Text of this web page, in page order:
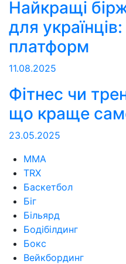
Найкращі
для
платформ
11.08.2025
Фітнес чи
що краще
23.05.2025
MMA
TRX
Баскетбол
Біг
Більярд
Бодібілдинг
Бокс
Вейкбординг